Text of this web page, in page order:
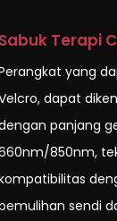
Sabuk Terapi
yang
dapat
panjang
850nm,
sendi